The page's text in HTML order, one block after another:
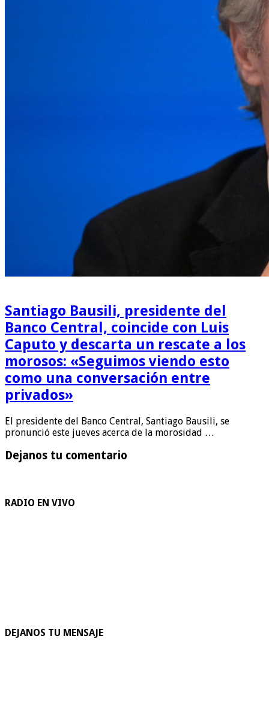
Santiago Bausili, presidente del
Banco Central, coincide con Luis
Caputo y descarta un rescate a los
morosos: «Seguimos viendo esto
como una conversación entre
privados»
El presidente del Banco Central, Santiago Bausili, se
pronunció este jueves acerca de la morosidad …
Dejanos tu comentario
RADIO EN VIVO
DEJANOS TU MENSAJE